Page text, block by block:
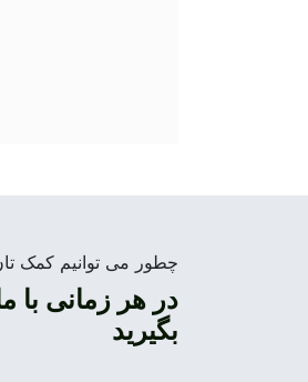
چطور می توانیم کمک
در هر زمانی با
بگیرید